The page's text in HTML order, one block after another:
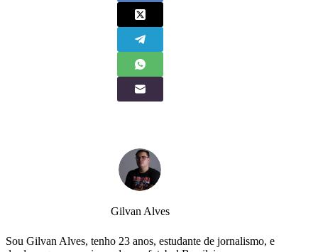
Gilvan Alves
Sou Gilvan Alves, tenho 23 anos, estudante de jornalismo, e